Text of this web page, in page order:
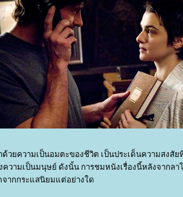
าด้วยความเป็นอมตะของชีวิต เป็นประเด็นความสง
ความเป็นมนุษย์ ดังนั้น การชมหนังเรื่องนี้หลังจากลา
ากกระแสนิยมแต่อย่างใด